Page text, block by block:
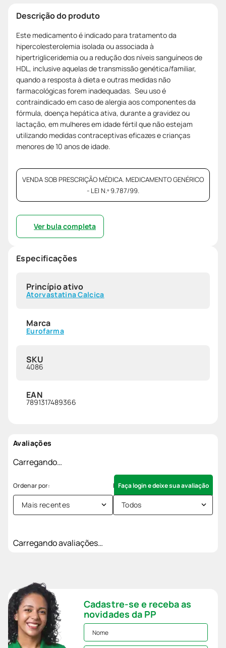
Descrição do produto
Este medicamento é indicado para tratamento da
hipercolesterolemia isolada ou associada à
hipertrigliceridemia ou a redução dos níveis sanguíneos de
HDL, inclusive aquelas de transmissão genética/familiar,
quando a resposta à dieta e outras medidas não
farmacológicas forem inadequadas. Seu uso é
contraindicado em caso de alergia aos componentes da
fórmula, doença hepática ativa, durante a gravidez ou
lactação, em mulheres em idade fértil que não estejam
utilizando medidas contraceptivas eficazes e crianças
menores de 10 anos de idade.
VENDA SOB PRESCRIÇÃO MÉDICA. MEDICAMENTO GENÉRICO
- LEI N.º 9.787/99.
Ver bula completa
Especificações
Princípio ativo
Atorvastatina Calcica
Marca
Eurofarma
SKU
4086
EAN
7891317489366
Avaliações
Carregando…
Faça login e deixe sua avaliação
Mais recentes Todos
Carregando avaliações…
Cadastre-se e receba as
novidades da PP